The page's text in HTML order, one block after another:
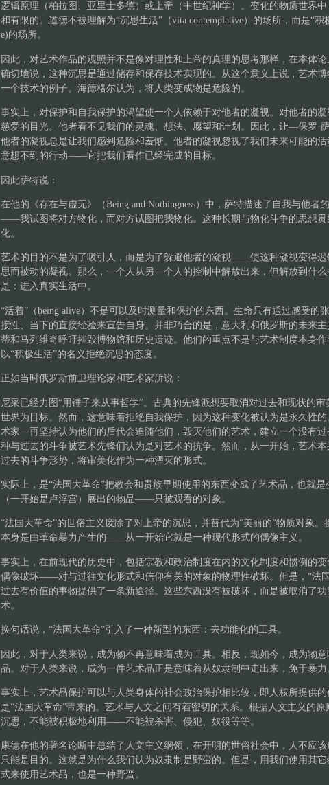
逻辑原理（柏拉图、亚里士多德）或上帝（中世纪神学）。变化的物质世界
和有限的。道德不被理解为“沉思生活”（vita contemplative）的场所，而是“积
e)的场所。
因此，对艺术作品的观照并不是像对理性和上帝的真理的思考那样，在本体
确切地说，这种沉思是通过储存和保存技术实现的。从这个意义上说，艺术
一个技术的例子。海德格尔认为，将人类变成物是危险的。
事实上，对保护和自我保护的渴望使一个人依赖于对他者的凝视。对他者的
慈爱的目光。他者看不见我们的灵魂、想法、愿望和计划。因此，让—保罗·
他者的凝视总是让我们感到危险和羞惭。他者的凝视忽视了我们未来可能的活
意想不到的行动——它把我们看作已经完成的目标。
因此萨特说：
在他的《存在与虚无》（Being and Nothingness）中，萨特描述了自我与他者
——我试图将对方物化，而对方试图把我物化。这种长期与物化斗争的思想贯
化。
艺术的目的不是为了吸引人，而是为了躲避他者的凝视——使这种凝视变得迟
思而被动的凝视。那么，一个人从另一个人的控制中解放出来，但解放到什
是：进入真实生活中。
“活着”（being alive）不是可以及时测量和保护的东西。生命只有通过感受的
接性、当下的直接经验来宣告自身。并非巧合的是，意大利和俄罗斯的未来
蒂和马列维奇呼吁摧毁博物馆和历史遗迹。他们的重点不是与艺术制度本身作
以“积极生活”的名义拒绝沉思的态度。
正如当时俄罗斯前卫理论家和艺术家所说：
尼采已经力图“用锤子来从事哲学”。古典的先锋派想要取消对过去和现状的
世界为目标。然而，这意味着拒绝自我保护，因为这种变化被认为是永久性
术家一再坚持认为他们的后代会追随他们，毁灭他们的艺术，建立一个没有
种与过去的斗争被艺术先锋们认为是对艺术的抗争。然而，从一开始，艺术
过去的斗争形势，将审美化作为一种湮灭的形式。
实际上，是“法国大革命”把教会和贵族早期使用的东西变成了艺术品，也就是
（一开始是卢浮宫）展出的物品——只被观看的对象。
“法国大革命”的世俗主义废除了对上帝的沉思，并替代为“美丽的”物质对象。
本身是由革命暴力产生的——从一开始它就是一种现代形式的偶像主义。
事实上，在前现代的历史中，包括宗教和政治制度在内的文化制度和惯例的
偶像破坏——对与过往文化形式和信仰有关的对象的物理性破坏。但是，“法
过去有价值的事物提供了一条新途径。这些东西没有被破坏，而是被取消了
术。
换句话说，“法国大革命”引入了一种新型的东西：去功能化的工具。
因此，对于人类来说，成为物不再意味着成为工具。相反，现如今，成为物
品。对于人类来说，成为一件艺术品正是意味着从奴隶制中走出来，免于暴力
事实上，艺术品保护可以与人类身体的社会政治保护相比较，即人权所提供
是“法国大革命”带来的。艺术与人文之间有着密切的关系。根据人文主义的原
沉思，不能被积极地利用——不能被杀害、侵犯、奴役等等。
康德在他的著名论断中总结了人文主义纲领，在开明的世俗社会中，人不应该
只能是目的。这就是为什么我们认为奴隶制是野蛮的。但是，用我们使用其
式来使用艺术品，也是一种野蛮。